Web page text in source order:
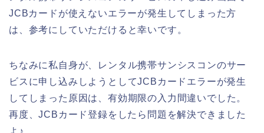
JCBカードが使えないエラーが発生してしまった方
は、参考にしていただけると幸いです。
ちなみに私自身が、レンタル携帯サンシスコンのサー
ビスに申し込みしようとしてJCBカードエラーが発生
してしまった原因は、有効期限の入力間違いでした。
再度、JCBカード登録をしたら問題を解決できました